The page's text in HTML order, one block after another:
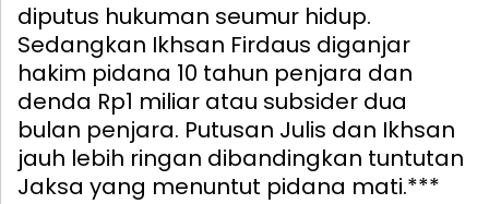
diputus hukuman seumur hidup.
Sedangkan Ikhsan Firdaus diganjar
hakim pidana 10 tahun penjara dan
denda Rp1 miliar atau subsider dua
bulan penjara. Putusan Julis dan Ikhsan
jauh lebih ringan dibandingkan tuntutan
Jaksa yang menuntut pidana mati.***